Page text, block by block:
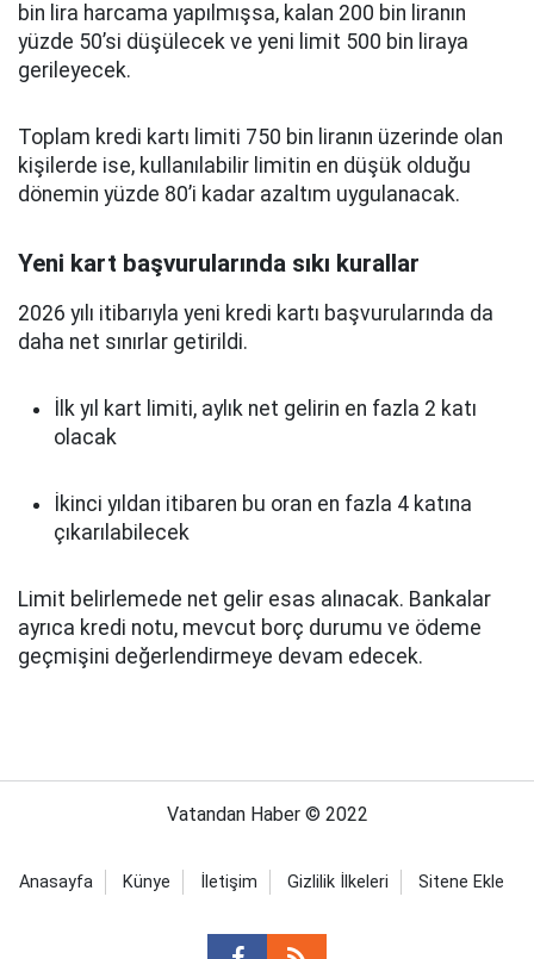
bin lira harcama yapılmışsa, kalan 200 bin liranın
yüzde 50’si düşülecek ve yeni limit 500 bin liraya
gerileyecek.
Toplam kredi kartı limiti 750 bin liranın üzerinde olan
kişilerde ise, kullanılabilir limitin en düşük olduğu
dönemin yüzde 80’i kadar azaltım uygulanacak.
Yeni kart başvurularında sıkı kurallar
2026 yılı itibarıyla yeni kredi kartı başvurularında da
daha net sınırlar getirildi.
İlk yıl kart limiti, aylık net gelirin en fazla 2 katı
olacak
İkinci yıldan itibaren bu oran en fazla 4 katına
çıkarılabilecek
Limit belirlemede net gelir esas alınacak. Bankalar
ayrıca kredi notu, mevcut borç durumu ve ödeme
geçmişini değerlendirmeye devam edecek.
Vatandan Haber © 2022
Anasayfa Künye İletişim Gizlilik İlkeleri Sitene Ekle